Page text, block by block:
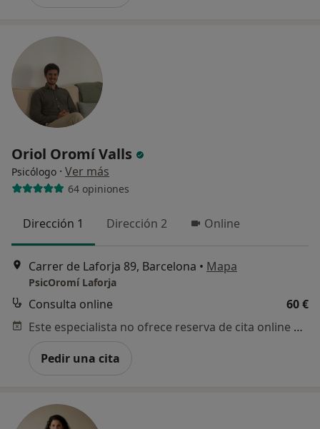
Oriol Oromí Valls
Psicólogo · Ver más
64 opiniones
Dirección 1 Dirección 2 Online
Carrer de Laforja 89, Barcelona • Mapa
PsicOromí Laforja
Consulta online
60 €
Este especialista no ofrece reserva de cita online en esta dirección.
Pedir una cita